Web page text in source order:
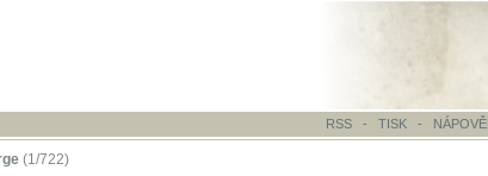
RSS - TISK-NÁPOVĚDA - ODKAZY -